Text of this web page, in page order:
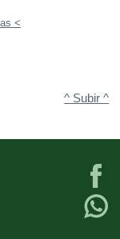
<
^ Subir ^